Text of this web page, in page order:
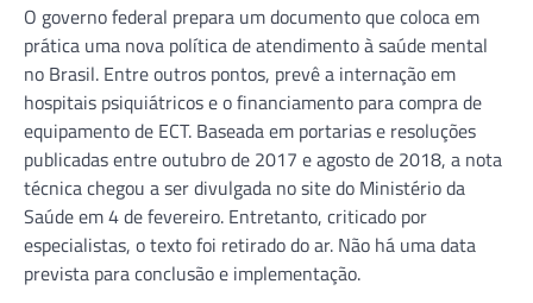
O governo federal prepara um documento que coloca em
prática uma nova política de atendimento à saúde mental
no Brasil. Entre outros pontos, prevê a internação em
hospitais psiquiátricos e o financiamento para compra de
equipamento de ECT. Baseada em portarias e resoluções
publicadas entre outubro de 2017 e agosto de 2018, a nota
técnica chegou a ser divulgada no site do Ministério da
Saúde em 4 de fevereiro. Entretanto, criticado por
especialistas, o texto foi retirado do ar. Não há uma data
prevista para conclusão e implementação.